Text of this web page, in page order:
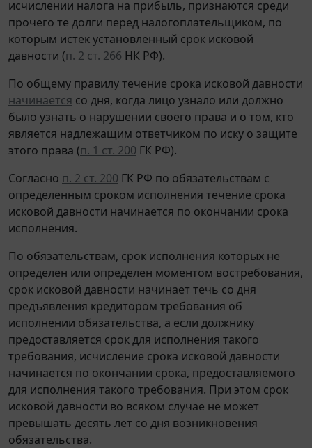
исчислении налога на прибыль, признаются среди
прочего те долги перед налогоплательщиком, по
которым истек установленный срок исковой
давности (п. 2 ст. 266 НК РФ).
По общему правилу течение срока исковой давности
начинается со дня, когда лицо узнало или должно
было узнать о нарушении своего права и о том, кто
является надлежащим ответчиком по иску о защите
этого права (п. 1 ст. 200 ГК РФ).
Согласно п. 2 ст. 200 ГК РФ по обязательствам с
определенным сроком исполнения течение срока
исковой давности начинается по окончании срока
исполнения.
По обязательствам, срок исполнения которых не
определен или определен моментом востребования,
срок исковой давности начинает течь со дня
предъявления кредитором требования об
исполнении обязательства, а если должнику
предоставляется срок для исполнения такого
требования, исчисление срока исковой давности
начинается по окончании срока, предоставляемого
для исполнения такого требования. При этом срок
исковой давности во всяком случае не может
превышать десять лет со дня возникновения
обязательства.